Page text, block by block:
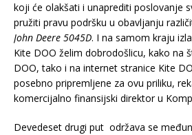
koji će olakšati i unaprediti poslovanje
pružiti pravu podršku u obavljanju
John Deere 5045D. I na samom kraju
Kite DOO želim dobrodošlicu, kako na
DOO, tako i na internet stranice Kite
posebno pripremljene za ovu priliku,
komercijalno finansijski direktor u
Devedeset drugi put održava se